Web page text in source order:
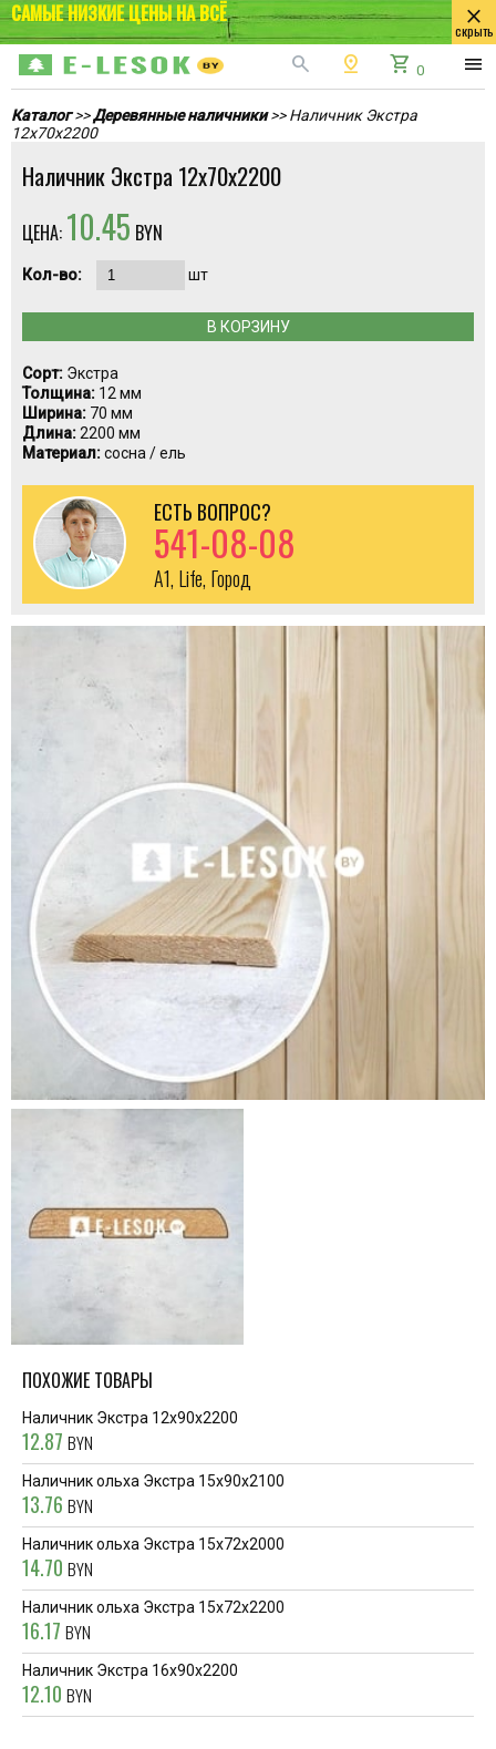
САМЫЕ НИЗКИЕ ЦЕНЫ НА ВСЁ close
скрыть
search pin_drop shopping_cart 0 menu
Каталог>>Деревянные наличники >> Наличник Экстра
12x70x2200
ПОХОЖИЕ ТОВАРЫ
Наличник Экстра 12x90x2200
12.87 BYN
Наличник ольха Экстра 15x90x2100
13.76 BYN
Наличник ольха Экстра 15x72x2000
14.70 BYN
Наличник ольха Экстра 15x72x2200
16.17 BYN
Наличник Экстра 16x90x2200
12.10 BYN
Наличник Экстра 12x70x2200
ЦЕНА: 10.45 BYN
Кол-во: шт
В КОРЗИНУ
Сорт: Экстра
Толщина: 12 мм
Ширина: 70 мм
Длина:2200 мм
Материал:сосна / ель
ЕСТЬ ВОПРОС?
541-08-08
A1, Life, Город